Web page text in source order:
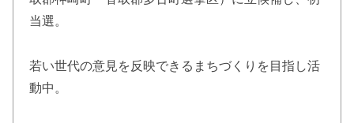
当選。
若い世代の意見を反映できるまちづくりを目指し活
動中。